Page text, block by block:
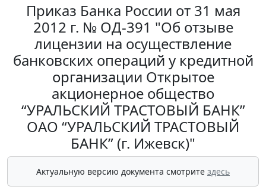
Приказ Банка России от 31 мая
2012 г. № ОД-391 "Об отзыве
лицензии на осуществление
банковских операций у кредитной
организации Открытое
акционерное общество
“УРАЛЬСКИЙ ТРАСТОВЫЙ БАНК”
ОАО “УРАЛЬСКИЙ ТРАСТОВЫЙ
БАНК” (г. Ижевск)"
Актуальную версию документа смотрите здесь